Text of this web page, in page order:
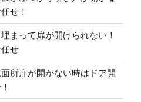
せ！
まって扉が開けられない！
せ
所扉が開かない時はドア開